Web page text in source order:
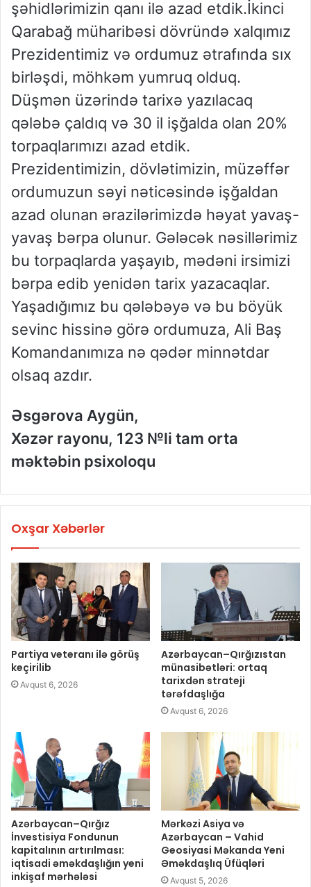
şəhidlərimizin qanı ilə azad etdik.İkinci
Qarabağ müharibəsi dövründə xalqımız
Prezidentimiz və ordumuz ətrafında sıx
birləşdi, möhkəm yumruq olduq.
Düşmən üzərində tarixə yazılacaq
qələbə çaldıq və 30 il işğalda olan 20%
torpaqlarımızı azad etdik.
Prezidentimizin, dövlətimizin, müzəffər
ordumuzun səyi nəticəsində işğaldan
azad olunan ərazilərimizdə həyat yavaş-
yavaş bərpa olunur. Gələcək nəsillərimiz
bu torpaqlarda yaşayıb, mədəni irsimizi
bərpa edib yenidən tarix yazacaqlar.
Yaşadığımız bu qələbəyə və bu böyük
sevinc hissinə görə ordumuza, Ali Baş
Komandanımıza nə qədər minnətdar
olsaq azdır.
Əsgərova Aygün,
Xəzər rayonu, 123 №li tam orta
məktəbin psixoloqu
Oxşar Xəbərlər
Partiya veteranı ilə görüş
keçirilib
Avqust 6, 2026
Azərbaycan–Qırğızıstan
münasibətləri: ortaq
tarixdən strateji
tərəfdaşlığa
Avqust 6, 2026
Azərbaycan–Qırğız
İnvestisiya Fondunun
kapitalının artırılması:
iqtisadi əməkdaşlığın yeni
inkişaf mərhələsi
Mərkəzi Asiya və
Azərbaycan – Vahid
Geosiyasi Məkanda Yeni
Əməkdaşlıq Üfüqləri
Avqust 5, 2026